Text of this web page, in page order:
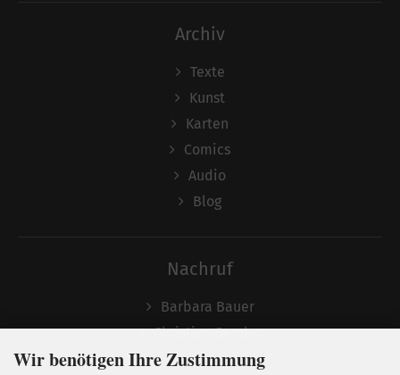
Archiv
Texte
Kunst
Karten
Comics
Audio
Blog
Nachruf
Barbara Bauer
Christian Semler
Wir benötigen Ihre Zustimmung